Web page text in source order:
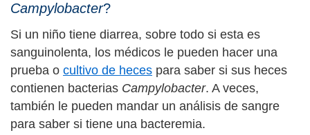
Campylobacter?
Si un niño tiene diarrea, sobre todo si esta es
sanguinolenta, los médicos le pueden hacer una
prueba o cultivo de heces para saber si sus heces
contienen bacterias Campylobacter. A veces,
también le pueden mandar un análisis de sangre
para saber si tiene una bacteremia.